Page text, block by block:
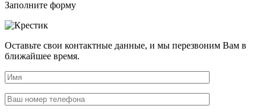
Заполните форму
Оставьте свои контактные данные, и мы перезвоним Вам в
ближайшее время.